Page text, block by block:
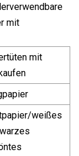
mit
mit
weißes